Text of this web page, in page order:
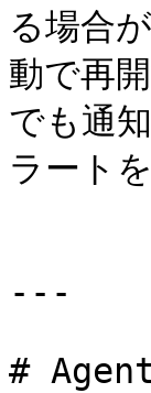
る場合
動で再
でも通
ラート
---
#